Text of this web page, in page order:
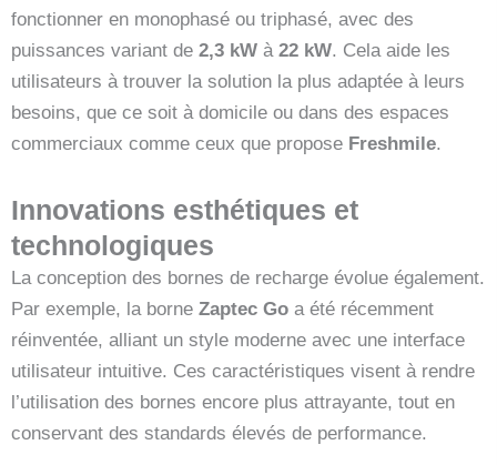
fonctionner en monophasé ou triphasé, avec des
puissances variant de 2,3 kW à 22 kW. Cela aide les
utilisateurs à trouver la solution la plus adaptée à leurs
besoins, que ce soit à domicile ou dans des espaces
commerciaux comme ceux que propose Freshmile.
Innovations esthétiques et
technologiques
La conception des bornes de recharge évolue également.
Par exemple, la borne Zaptec Go a été récemment
réinventée, alliant un style moderne avec une interface
utilisateur intuitive. Ces caractéristiques visent à rendre
l’utilisation des bornes encore plus attrayante, tout en
conservant des standards élevés de performance.